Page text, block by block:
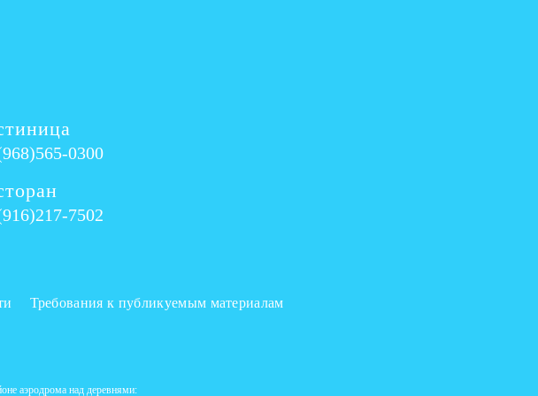
0300
7502
Требования к публикуемым материалам
аэродрома над деревнями: